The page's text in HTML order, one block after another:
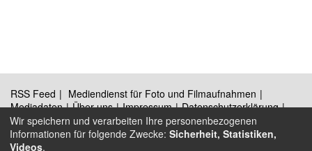
RSS Feed
Mediendienst für Foto und Filmaufnahmen
Mediadaten
Über uns Impressum
Datenschutzerklärung
Kontakt
Wir speichern und verarbeiten Ihre personenbezogenen
Informationen für folgende Zwecke: Sicherheit, Statistiken,
Videos.